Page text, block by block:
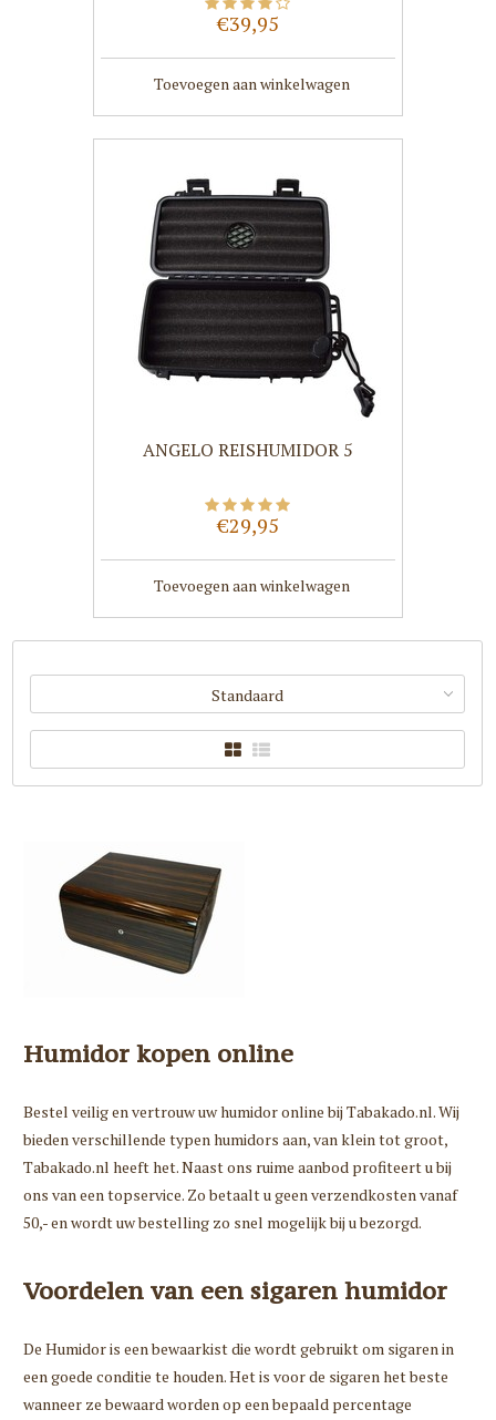
€39,95
Toevoegen aan winkelwagen
ANGELO REISHUMIDOR 5
€29,95
Toevoegen aan winkelwagen
Standaard
Humidor kopen online
Bestel veilig en vertrouw uw humidor online bij Tabakado.nl. Wij
bieden verschillende typen humidors aan, van klein tot groot,
Tabakado.nl heeft het. Naast ons ruime aanbod profiteert u bij
ons van een topservice. Zo betaalt u geen verzendkosten vanaf
50,- en wordt uw bestelling zo snel mogelijk bij u bezorgd.
Voordelen van een sigaren humidor
De Humidor is een bewaarkist die wordt gebruikt om sigaren in
een goede conditie te houden. Het is voor de sigaren het beste
wanneer ze bewaard worden op een bepaald percentage